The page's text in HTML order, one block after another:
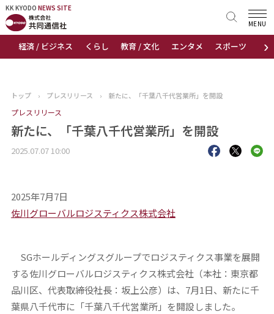
KK KYODO NEWS SITE
›
経済 / ビジネス くらし 教育 / 文化 エンタメ スポーツ 地域
MENU
KK KYODONEWS SITE
トップページ
ニュース
会社概要
トップ › プレスリリース › 新たに、「千葉八千代営業所」を開設
プレスリリース
新たに、「千葉八千代営業所」を開設
2025.07.07 10:00
2025年7月7日
佐川グローバルロジスティクス株式会社
SGホールディングスグループでロジスティクス事業を展開
する佐川グローバルロジスティクス株式会社（本社：東京都
品川区、代表取締役社長：坂上公彦）は、7月1日、新たに千
葉県八千代市に「千葉八千代営業所」を開設しました。